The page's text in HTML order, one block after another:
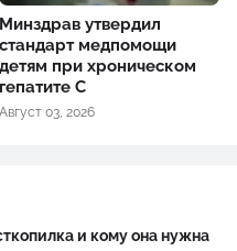
Минздрав утвердил
стандарт медпомощи
детям при хроническом
гепатите С
Август 03, 2026
и кому она нужна